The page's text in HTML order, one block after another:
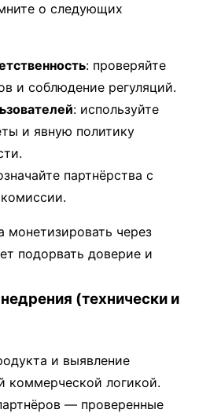
о следующих
: проверяйте
и соблюдение регуляций.
: используйте
и явную политику
партнёрства с
монетизировать через
подорвать доверие и
(технически и
и выявление
коммерческой логикой.
— проверенные